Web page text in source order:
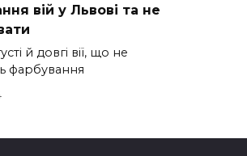
вій у Львові та не
й довгі вії, що не
фарбування